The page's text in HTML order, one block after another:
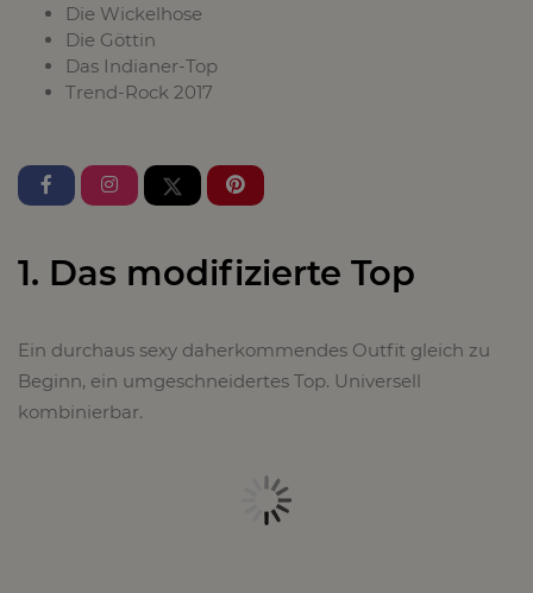
Die Wickelhose
Die Göttin
Das Indianer-Top
Trend-Rock 2017
1. Das modifizierte Top
Ein durchaus sexy daherkommendes Outfit gleich zu
Beginn, ein umgeschneidertes Top. Universell
kombinierbar.